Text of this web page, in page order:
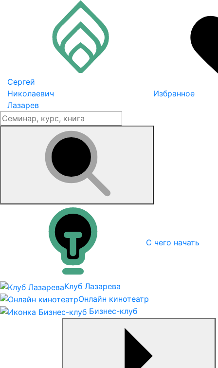
Сергей
Николаевич
Лазарев
Избранное
С чего начать
Клуб Лазарева
Онлайн кинотеатр
Бизнес-клуб